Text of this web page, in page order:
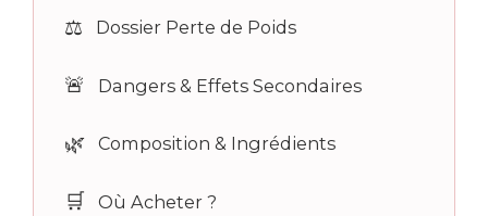
⚖️ Dossier Perte de Poids
🚨 Dangers & Effets Secondaires
🌿 Composition & Ingrédients
🛒 Où Acheter ?